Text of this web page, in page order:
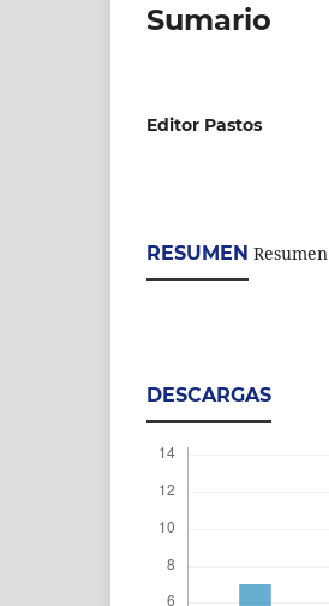
Sumario
Editor Pastos
RESUMEN Resumen
DESCARGAS